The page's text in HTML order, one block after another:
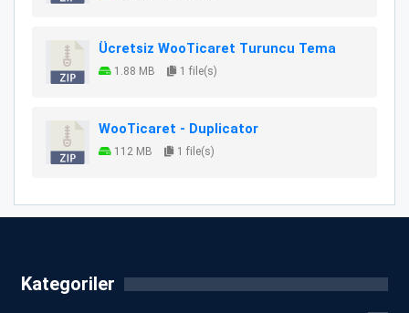
Ücretsiz WooTicaret Turuncu Tema
1.88 MB 1 file(s)
WooTicaret - Duplicator
112 MB 1 file(s)
Kategoriler